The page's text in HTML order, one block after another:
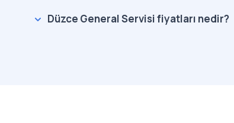
Düzce General Servisi fiyatları nedir?